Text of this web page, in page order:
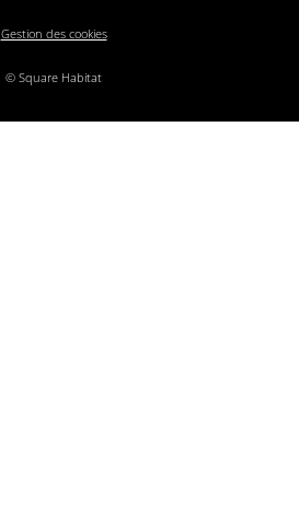
Gestion des cookies
© Square Habitat